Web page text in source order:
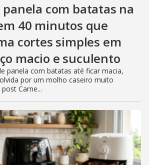
panela com batatas na
40 minutos que
cortes simples em
macio e suculento
panela com batatas até ficar macia,
por um molho caseiro muito
Carne...